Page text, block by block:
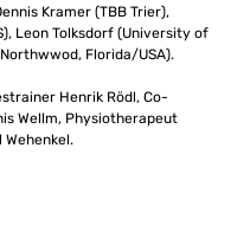
Kramer (TBB Trier),
Leon Tolksdorf (University of
Florida/USA).
Henrik Rödl, Co-
Wellm, Physiotherapeut